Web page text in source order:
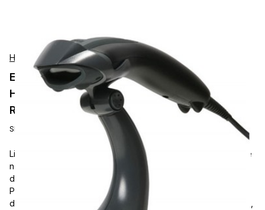
Honeywell
Escáner de Código de Barras de Mano
Honeywell Voyager 1400g 1D/2D, Con Cable,
Rango Estándar (SR), IP42, Imagen de Área
SKU:
Ligero en la mano con 119 g, este escáner de mano con cable
negro utiliza la tecnología de imagen de área omnidireccional
de Honeywell para leer códigos de barras 1D y códigos
PDF417, con capacidad 2D actualizable. Captura códigos
dañados o de mala calidad, escanea desde papel o pantallas,